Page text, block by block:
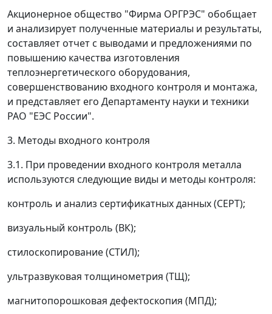
Акционерное общество "Фирма ОРГРЭС" обобщает
и анализирует полученные материалы и результаты,
составляет отчет с выводами и предложениями по
повышению качества изготовления
теплоэнергетического оборудования,
совершенствованию входного контроля и монтажа,
и представляет его Департаменту науки и техники
РАО "ЕЭС России".
3. Методы входного контроля
3.1. При проведении входного контроля металла
используются следующие виды и методы контроля:
контроль и анализ сертификатных данных (СЕРТ);
визуальный контроль (ВК);
стилоскопирование (СТИЛ);
ультразвуковая толщинометрия (ТЩ);
магнитопорошковая дефектоскопия (МПД);